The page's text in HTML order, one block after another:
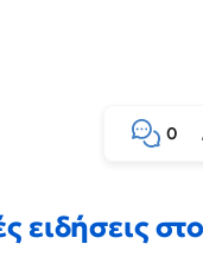
0
ειδήσεις